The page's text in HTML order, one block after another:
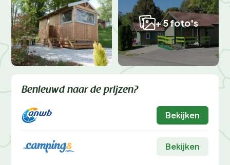
+ 5 foto's
Benieuwd naar de prijzen?
Bekijken
Bekijken